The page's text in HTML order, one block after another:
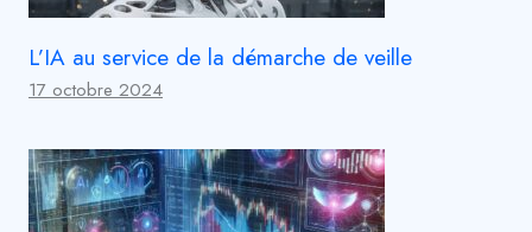
L’IA au service de la démarche de veille
17 octobre 2024